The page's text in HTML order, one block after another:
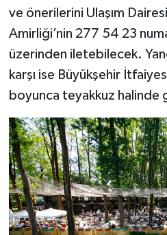
ve önerilerini Ulaşım
Amirliği’nin 277 54 23
üzerinden iletebilecek.
karşı ise Büyükşehir
boyunca teyakkuz halinde